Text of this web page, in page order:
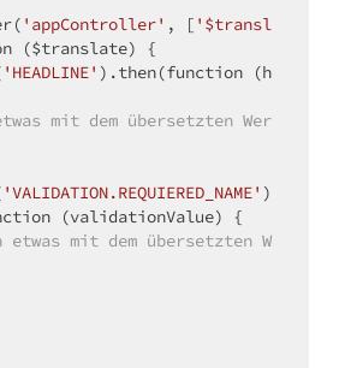
'appController' , [ '$transl
($translate) {
'HEADLINE' ).then(function (h
mit dem übersetzten Wer
'VALIDATION.REQUIERED_NAME' )
etwas mit dem übersetzten W